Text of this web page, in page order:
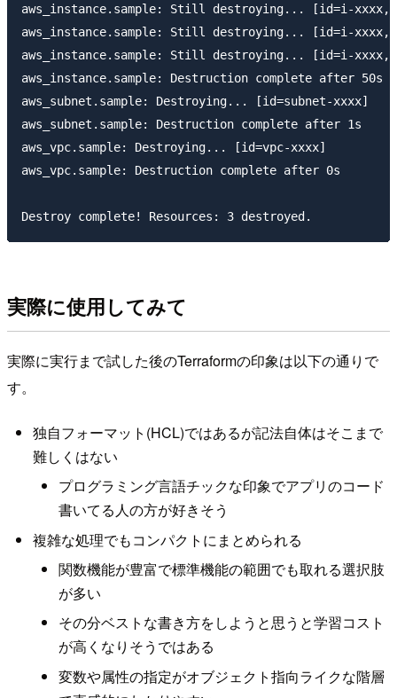
aws_instance.sample: Still destroying... [id=i-xxxx,
aws_instance.sample: Still destroying... [id=i-xxxx,
aws_instance.sample: Still destroying... [id=i-xxxx,
aws_instance.sample: Destruction complete after 50s
aws_subnet.sample: Destroying... [id=subnet-xxxx]
aws_subnet.sample: Destruction complete after 1s
aws_vpc.sample: Destroying... [id=vpc-xxxx]
aws_vpc.sample: Destruction complete after 0s
実際に使用してみて
実際に実行まで試した後のTerraformの印象は以下の通りで
す。
独自フォーマット(HCL)ではあるが記法自体はそこまで
難しくはない
プログラミング言語チックな印象でアプリのコード
書いてる人の方が好きそう
複雑な処理でもコンパクトにまとめられる
関数機能が豊富で標準機能の範囲でも取れる選択肢
が多い
その分ベストな書き方をしようと思うと学習コスト
が高くなりそうではある
変数や属性の指定がオブジェクト指向ライクな階層